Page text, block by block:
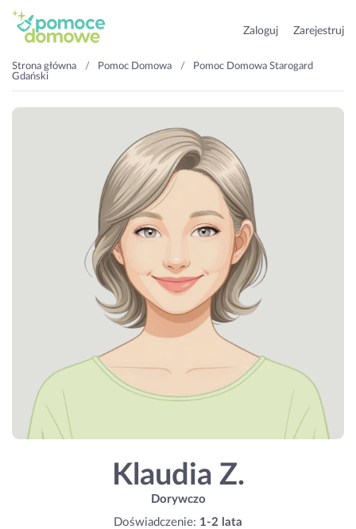
Zaloguj Zarejestruj
Strona główna Pomoc Domowa
Pomoc Domowa Starogard
Gdański
Klaudia Z.
Dorywczo
Doświadczenie: 1-2 lata